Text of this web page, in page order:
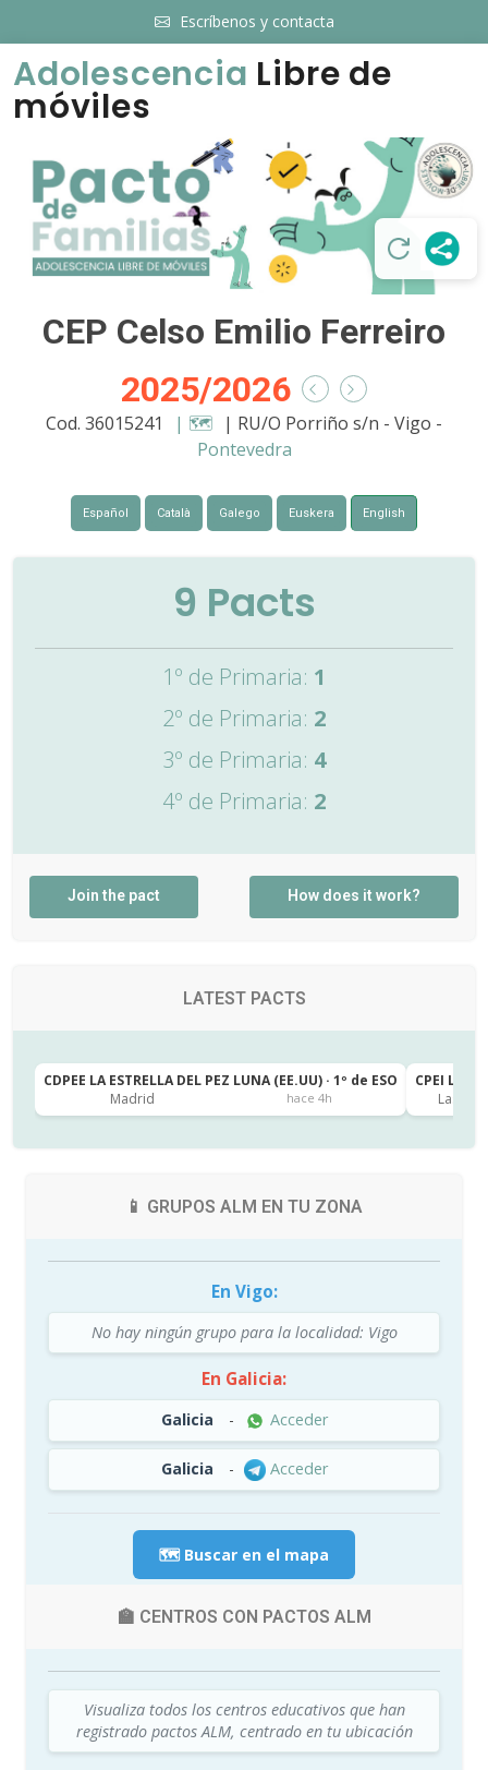
Escríbenos y contacta
Adolescencia Libre de
móviles
CEP Celso Emilio Ferreiro
2025/2026
Cod. 36015241 | 🗺️ | RU/O Porriño s/n - Vigo -
Pontevedra
Español Català Galego Euskera English
9 Pacts
1º de Primaria: 1
2º de Primaria: 2
3º de Primaria: 4
4º de Primaria: 2
Join the pact How does it work?
LATEST PACTS
CDPEE LA ESTRELLA DEL PEZ LUNA (EE.UU) · 1º de ESO
Madrid
hace 4h
CPEI LA
Las
📱 GRUPOS ALM EN TU ZONA
En Vigo:
No hay ningún grupo para la localidad: Vigo
En Galicia:
Galicia - Acceder
Galicia - Acceder
🗺️ Buscar en el mapa
🏫 CENTROS CON PACTOS ALM
Visualiza todos los centros educativos que han
registrado pactos ALM, centrado en tu ubicación